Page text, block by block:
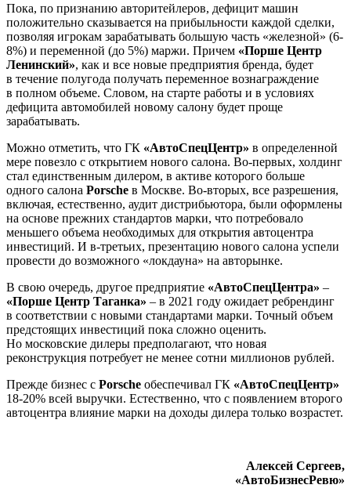
Пока, по признанию авторитейлеров, дефицит машин
положительно сказывается на прибыльности каждой сделки,
позволяя игрокам зарабатывать большую часть «железной» (6-
8%) и переменной (до 5%) маржи. Причем «Порше Центр
Ленинский», как и все новые предприятия бренда, будет
в течение полугода получать переменное вознаграждение
в полном объеме. Словом, на старте работы и в условиях
дефицита автомобилей новому салону будет проще
зарабатывать.
Можно отметить, что ГК «АвтоСпецЦентр» в определенной
мере повезло с открытием нового салона. Во-первых, холдинг
стал единственным дилером, в активе которого больше
одного салона Porsche в Москве. Во-вторых, все разрешения,
включая, естественно, аудит дистрибьютора, были оформлены
на основе прежних стандартов марки, что потребовало
меньшего объема необходимых для открытия автоцентра
инвестиций. И в-третьих, презентацию нового салона успели
провести до возможного «локдауна» на авторынке.
В свою очередь, другое предприятие «АвтоСпецЦентра» –
«Порше Центр Таганка» – в 2021 году ожидает ребрендинг
в соответствии с новыми стандартами марки. Точный объем
предстоящих инвестиций пока сложно оценить.
Но московские дилеры предполагают, что новая
реконструкция потребует не менее сотни миллионов рублей.
Прежде бизнес с Porsche обеспечивал ГК «АвтоСпецЦентр»
18-20% всей выручки. Естественно, что с появлением второго
автоцентра влияние марки на доходы дилера только возрастет.
Алексей Сергеев,
«АвтоБизнесРевю»